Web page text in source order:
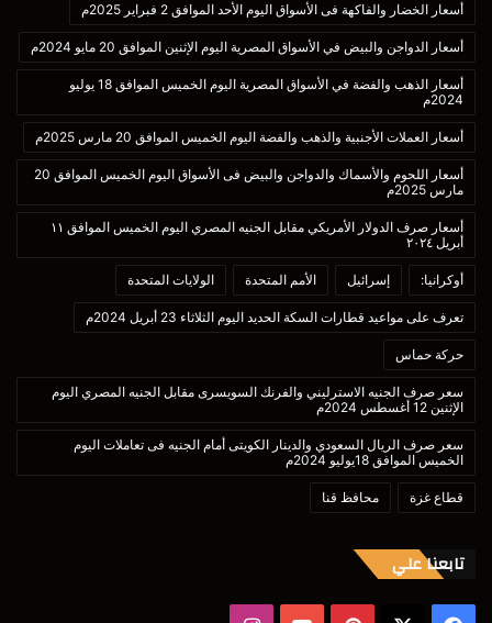
أسعار الخضار والفاكهة فى الأسواق اليوم الأحد الموافق 2 فبراير 2025م
أسعار الدواجن والبيض في الأسواق المصرية اليوم الإثنين الموافق 20 مايو 2024م
أسعار الذهب والفضة في الأسواق المصرية اليوم الخميس الموافق 18 يوليو
2024م
أسعار العملات الأجنبية والذهب والفضة اليوم الخميس الموافق 20 مارس 2025م
أسعار اللحوم والأسماك والدواجن والبيض فى الأسواق اليوم الخميس الموافق 20
مارس 2025م
أسعار صرف الدولار الأمريكي مقابل الجنيه المصري اليوم الخميس الموافق ١١
أبريل ٢٠٢٤
أوكرانيا: إسرائيل الأمم المتحدة الولايات المتحدة
تعرف على مواعيد قطارات السكة الحديد اليوم الثلاثاء 23 أبريل 2024م
حركة حماس
سعر صرف الجنيه الاسترليني والفرنك السويسرى مقابل الجنيه المصري اليوم
الإثنين 12 أغسطس 2024م
سعر صرف الريال السعودي والدينار الكويتى أمام الجنيه فى تعاملات اليوم
الخميس الموافق 18يوليو 2024م
قطاع غزة محافظ قنا
تابعنا علي